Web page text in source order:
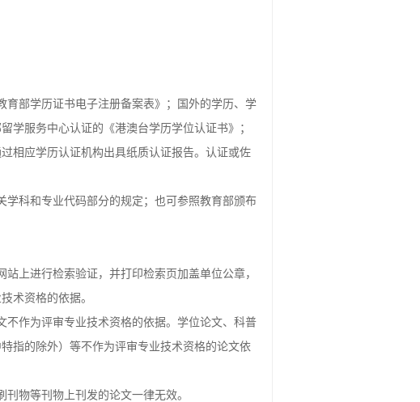
育部学历证书电子注册备案表》；国外的学历、学
学服务中心认证的《港澳台学历学位认证书》；
相应学历认证机构出具纸质认证报告。认证或佐
科和专业代码部分的规定；也可参照教育部颁布
上进行检索验证，并打印检索页加盖单位公章，
术资格的依据。
作为评审专业技术资格的依据。学位论文、科普
指的除外）等不作为评审专业技术资格的论文依
物等刊物上刊发的论文一律无效。